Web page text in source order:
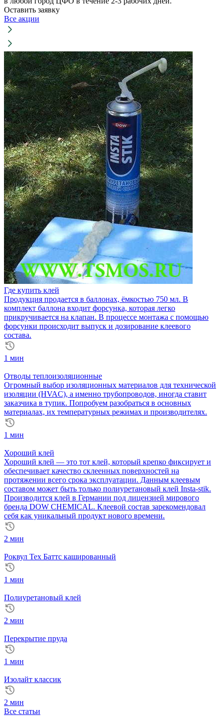
Оставить заявку
Все акции
Где купить клей
Продукция продается в баллонах, ёмкостью 750 мл. В
комплект баллона входит форсунка, которая легко
прикручивается на клапан. В процессе монтажа с помощью
форсунки происходит выпуск и дозирование клеевого
состава.
1 мин
Отводы теплоизоляционные
Огромный выбор изоляционных материалов для технической
изоляции (HVAC), а именно трубопроводов, иногда ставит
заказчика в тупик. Попробуем разобраться в основных
материалах, их температурных режимах и производителях.
1 мин
Хороший клей
Хороший клей — это тот клей, который крепко фиксирует и
обеспечивает качество склеенных поверхностей на
протяжении всего срока эксплуатации. Данным клеевым
составом может быть только полиуретановый клей Insta-stik.
Производится клей в Германии под лицензией мирового
бренда DOW CHEMICAL. Клеевой состав зарекомендовал
себя как уникальный продукт нового времени.
2 мин
Роквул Тех Баттс кашированный
1 мин
Полиуретановый клей
2 мин
Перекрытие пруда
1 мин
Изолайт классик
2 мин
Все статьи